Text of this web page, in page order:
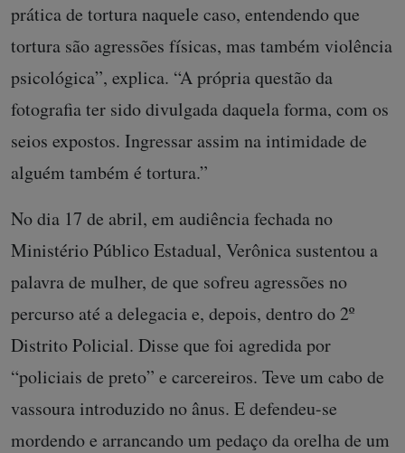
prática de tortura naquele caso, entendendo que
tortura são agressões físicas, mas também violência
psicológica”, explica. “A própria questão da
fotografia ter sido divulgada daquela forma, com os
seios expostos. Ingressar assim na intimidade de
alguém também é tortura.”
No dia 17 de abril, em audiência fechada no
Ministério Público Estadual, Verônica sustentou a
palavra de mulher, de que sofreu agressões no
percurso até a delegacia e, depois, dentro do 2º
Distrito Policial. Disse que foi agredida por
“policiais de preto” e carcereiros. Teve um cabo de
vassoura introduzido no ânus. E defendeu-se
mordendo e arrancando um pedaço da orelha de um